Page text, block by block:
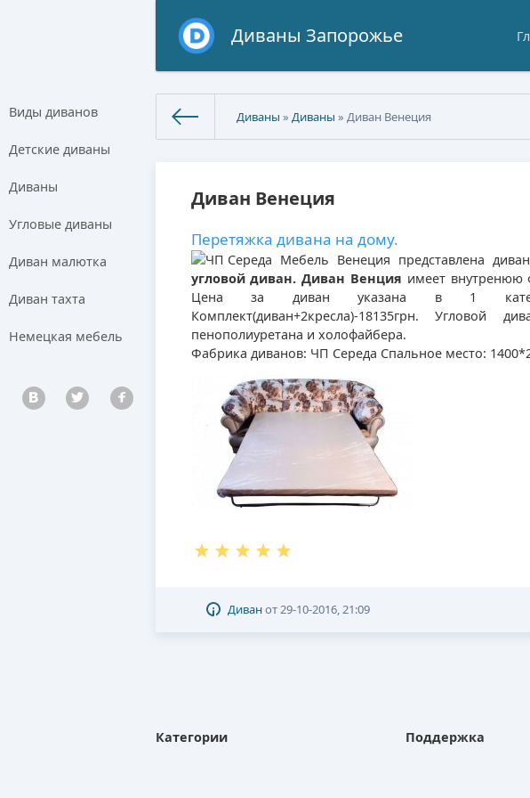
Диваны Запорожье
Виды диванов
Детские диваны
Диваны
Угловые диваны
Диван малютка
Диван тахта
Немецкая мебель
Диваны »Диваны » Диван Венеция
Диван Венеция
Перетяжка дивана на дому.
Мебель Венеция представлена
угловой диван. Диван Венция имеет внутренюю
Цена за диван указана в 1
Комплект(диван+2кресла)-18135грн. Угловой
пенополиуретана и холофайбера.
Фабрика диванов: ЧП Середа Спальное место:
Диванот29-10-2016, 21:09
Категории Поддержка